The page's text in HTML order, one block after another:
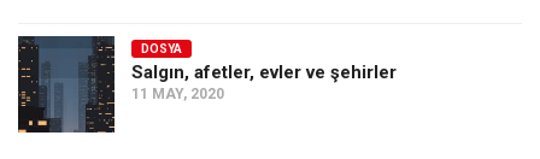
DOSYA
Salgın, afetler, evler ve şehirler
11 MAY, 2020